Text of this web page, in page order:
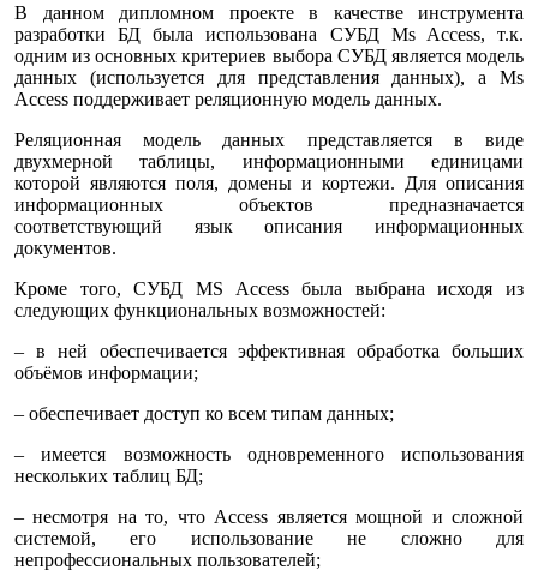
В данном дипломном проекте в качестве инструмента
разработки БД была использована СУБД Ms Acсess, т.к.
одним из основных критериев выбора СУБД является модель
данных (используется для представления данных), а Ms
Acсess поддерживает реляционную модель данных.
Реляционная модель данных представляется в виде
двухмерной таблицы, информационными единицами
которой являются поля, домены и кортежи. Для описания
информационных объектов предназначается
соответствующий язык описания информационных
документов.
Кроме того, СУБД MS Access была выбрана исходя из
следующих функцио­нальных возможностей:
– в ней обеспечивается эффективная обработка больших
объёмов инфор­мации;
– обеспечивает доступ ко всем типам данных;
– имеется возможность одновременного использования
нескольких таблиц БД;
– несмотря на то, что Access является мощной и сложной
системой, его ис­пользование не сложно для
непрофессиональных пользователей;